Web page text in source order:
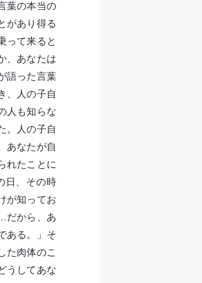
葉の本当の
があり得る
って来ると
、あなたは
語った言葉
、人の子自
人も知らな
。人の子自
あなたが自
れたことに
日、その時
が知ってお
だから、あ
ある。」そ
た肉体のこ
うしてあな